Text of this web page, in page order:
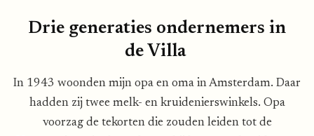
Drie generaties ondernemers in
de Villa
In 1943 woonden mijn opa en oma in Amsterdam. Daar
hadden zij twee melk- en kruidenierswinkels. Opa
voorzag de tekorten die zouden leiden tot de